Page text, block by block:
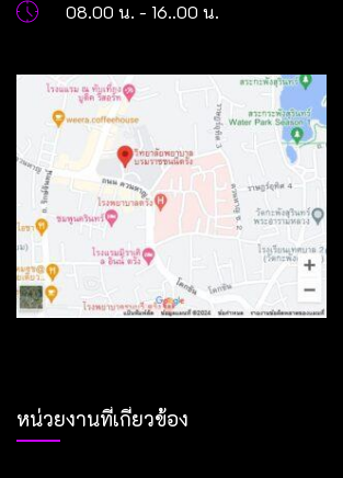
08.00 น. - 16..00 น.
หน่วยงานที่เกี่ยวข้อง